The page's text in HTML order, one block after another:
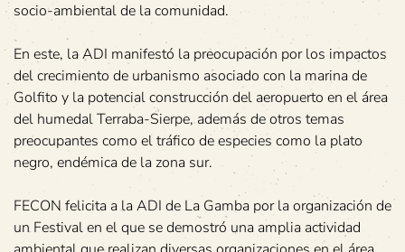
socio-ambiental de la comunidad.
En este, la ADI manifestó la preocupación por los impactos
del crecimiento de urbanismo asociado con la marina de
Golfito y la potencial construcción del aeropuerto en el área
del humedal Terraba-Sierpe, además de otros temas
preocupantes como el tráfico de especies como la plato
negro, endémica de la zona sur.
FECON felicita a la ADI de La Gamba por la organización de
un Festival en el que se demostró una amplia actividad